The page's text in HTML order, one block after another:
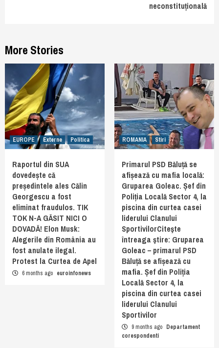
neconstituțională
More Stories
EUROPE Externe Politica
Raportul din SUA
dovedește că
președintele ales Călin
Georgescu a fost
eliminat fraudulos. TIK
TOK N-A GĂSIT NICI O
DOVADĂ! Elon Musk:
Alegerile din România au
fost anulate ilegal.
Protest la Curtea de Apel
6 months ago euroinfonews
ROMANIA Stiri
Primarul PSD Băluță se
afișează cu mafia locală:
Gruparea Goleac. Șef din
Poliția Locală Sector 4, la
piscina din curtea casei
liderului Clanului
SportivilorCiteşte
întreaga ştire: Gruparea
Goleac – primarul PSD
Băluță se afișează cu
mafia. Șef din Poliția
Locală Sector 4, la
piscina din curtea casei
liderului Clanului
Sportivilor
9 months ago Departament
corespondenti